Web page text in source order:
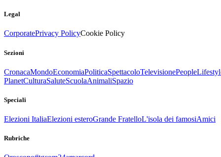
Legal
CorporatePrivacy PolicyCookie Policy
Sezioni
CronacaMondoEconomiaPoliticaSpettacoloTelevisionePeople
PlanetCulturaSaluteScuolaAnimaliSpazio
Speciali
Elezioni ItaliaElezioni esteroGrande FratelloL'isola dei famosiAmici
Rubriche